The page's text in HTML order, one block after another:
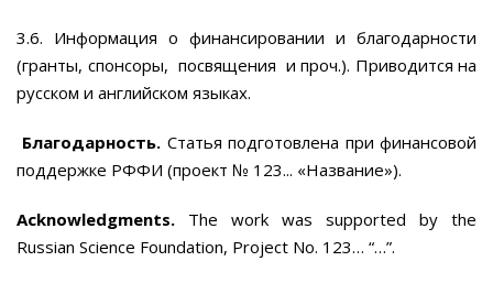
3.6. Информация о финансировании и благодарности
(гранты, спонсоры, посвящения и проч.). Приводится на
русском и английском языках.
Благодарность. Статья подготовлена при финансовой
поддержке РФФИ (проект № 123... «Название»).
Acknowledgments. The work was supported by the
Russian Science Foundation, Project No. 123… “…”.